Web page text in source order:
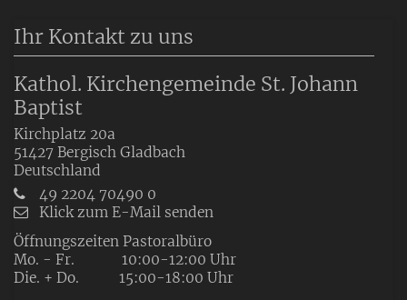
Ihr Kontakt zu uns
Kathol. Kirchengemeinde St. Johann
Baptist
Kirchplatz 20a
51427 Bergisch Gladbach
Deutschland
49 2204 70490 0
Klick zum E-Mail senden
Öffnungszeiten Pastoralbüro
Mo. - Fr. 10:00-12:00 Uhr
Die. + Do. 15:00-18:00 Uhr